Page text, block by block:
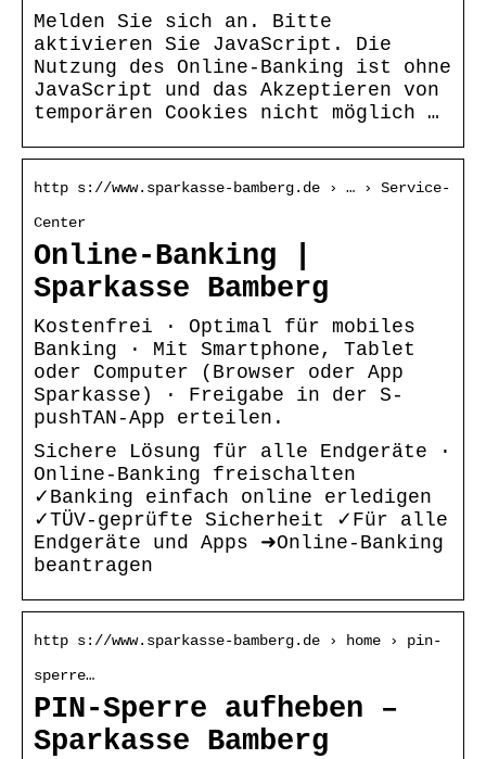
Melden Sie sich an. Bitte
aktivieren Sie JavaScript. Die
Nutzung des Online-Banking ist ohne
JavaScript und das Akzeptieren von
temporären Cookies nicht möglich …
http s://www.sparkasse-bamberg.de › … › Service-
Center
Online-Banking |
Sparkasse Bamberg
Kostenfrei · Optimal für mobiles
Banking · Mit Smartphone, Tablet
oder Computer (Browser oder App
Sparkasse) · Freigabe in der S-
pushTAN-App erteilen.
Sichere Lösung für alle Endgeräte ·
Online-Banking freischalten
✓Banking einfach online erledigen
✓TÜV-geprüfte Sicherheit ✓Für alle
Endgeräte und Apps ➜Online-Banking
beantragen
http s://www.sparkasse-bamberg.de › home › pin-
sperre…
PIN-Sperre aufheben –
Sparkasse Bamberg